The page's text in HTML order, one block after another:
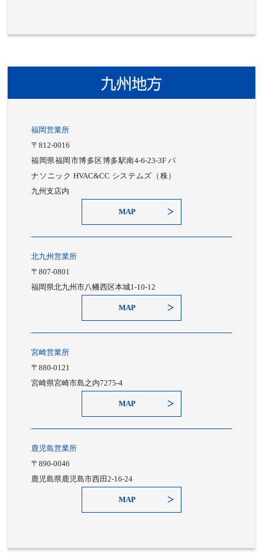
九州地方
福岡営業所
〒812-0016
福岡県福岡市博多区博多駅南4-6-23-3F パ
ナソニック HVAC&CC システムズ（株）
九州支店内
MAP
北九州営業所
〒807-0801
福岡県北九州市八幡西区本城1-10-12
MAP
宮崎営業所
〒880-0121
宮崎県宮崎市島之内7275-4
MAP
鹿児島営業所
〒890-0046
鹿児島県鹿児島市西田2-16-24
MAP